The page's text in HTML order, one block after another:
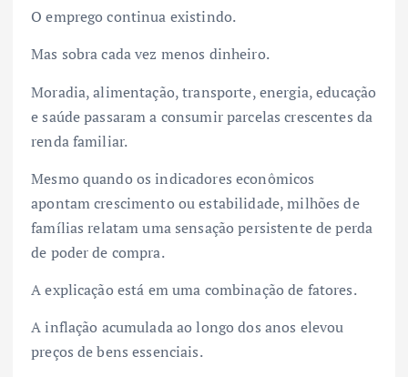
O emprego continua existindo.
Mas sobra cada vez menos dinheiro.
Moradia, alimentação, transporte, energia, educação
e saúde passaram a consumir parcelas crescentes da
renda familiar.
Mesmo quando os indicadores econômicos
apontam crescimento ou estabilidade, milhões de
famílias relatam uma sensação persistente de perda
de poder de compra.
A explicação está em uma combinação de fatores.
A inflação acumulada ao longo dos anos elevou
preços de bens essenciais.